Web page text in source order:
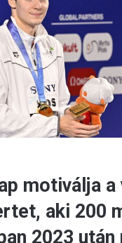
m
motiválja
aki 200
2023